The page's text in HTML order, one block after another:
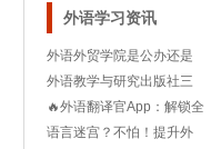
外语学习资讯
外语外贸学院是公办还是
民办？🧐民办or公办怎么区
分？🔥快来get辨别方法！
外语教学与研究出版社三
年级上册跟读？📚如何提
升口语自信？🔥
🔥外语翻译官App：解锁全
球语言的无界沟通🎉
语言迷宫？不怕！提升外